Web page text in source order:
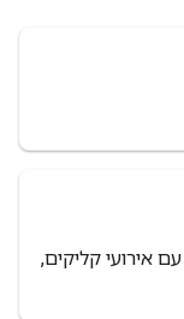
אירועי קליקים,